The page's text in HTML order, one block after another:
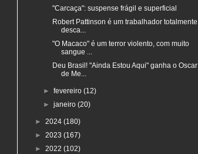
"Carcaça": suspense frágil e superficial
Robert Pattinson é um trabalhador totalmente
desca...
"O Macaco" é um terror violento, com muito
sangue ...
Deu Brasil! "Ainda Estou Aqui" ganha o Oscar
de Me...
►fevereiro(12)
►janeiro(20)
► 2024 (180)
► 2023 (167)
► 2022 (102)